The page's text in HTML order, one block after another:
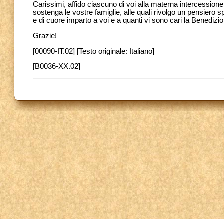
Carissimi, affido ciascuno di voi alla materna
sostenga le vostre famiglie, alle quali rivolgo un pensiero
e di cuore imparto a voi e a quanti vi sono cari la
Grazie!
[00090-IT.02] [Testo originale: Italiano]
[B0036-XX.02]